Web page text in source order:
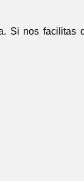
Si nos facilitas